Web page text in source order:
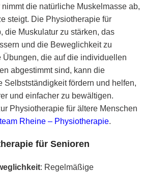
die natürliche Muskelmasse ab,
steigt. Die Physiotherapie für
die Muskulatur zu stärken, das
und die Beweglichkeit zu
Übungen, die auf die individuellen
abgestimmt sind, kann die
Selbstständigkeit fördern und helfen,
und einfacher zu bewältigen.
Physiotherapie für ältere Menschen
Rheine – Physiotherapie.
für Senioren
: Regelmäßige